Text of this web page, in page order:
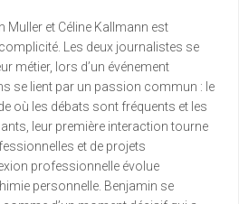
Muller et Céline Kallmann est
Les deux journalistes se
métier, lors d’un événement
se lient par un passion commun : le
où les débats sont fréquents et les
leur première interaction tourne
et de projets
professionnelle évolue
personnelle. Benjamin se